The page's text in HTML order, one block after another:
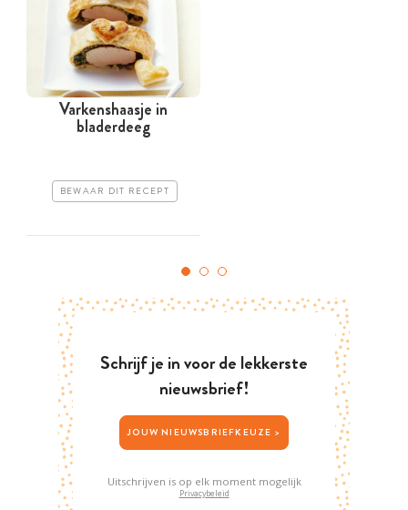
Varkenshaasje in
bladerdeeg
BEWAAR DIT RECEPT
Schrijf je in voor de lekkerste
nieuwsbrief!
JOUW NIEUWSBRIEFKEUZE >
Uitschrijven is op elk moment mogelijk
Privacybeleid